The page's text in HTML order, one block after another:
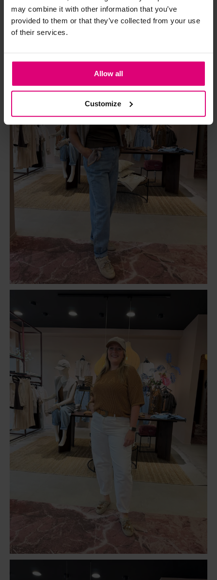
may combine it with other information that you’ve
provided to them or that they’ve collected from your use
of their services.
Allow all
Customize